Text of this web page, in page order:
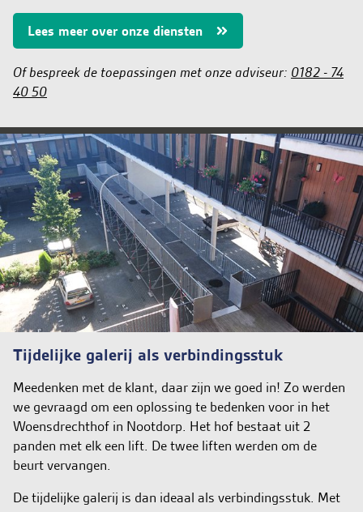
Lees meer over onze diensten
Of bespreek de toepassingen met onze adviseur: 0182 - 74
40 50
Tijdelijke galerij als verbindingsstuk
Meedenken met de klant, daar zijn we goed in! Zo werden
we gevraagd om een oplossing te bedenken voor in het
Woensdrechthof in Nootdorp. Het hof bestaat uit 2
panden met elk een lift. De twee liften werden om de
beurt vervangen.
De tijdelijke galerij is dan ideaal als verbindingsstuk. Met